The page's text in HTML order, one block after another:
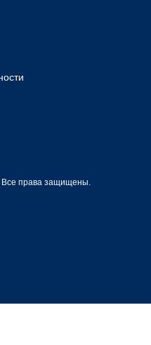
Все права защищены.